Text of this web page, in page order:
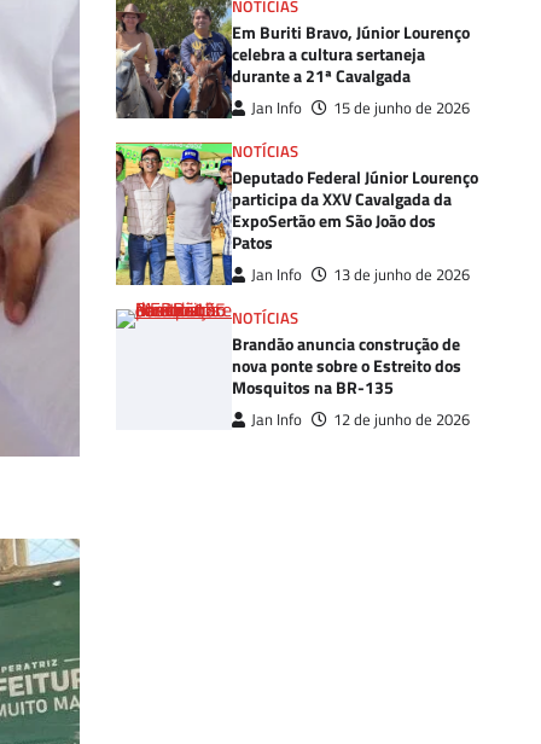
NOTÍCIAS
Em Buriti Bravo, Júnior Lourenço
celebra a cultura sertaneja
durante a 21ª Cavalgada
Jan Info
15 de junho de 2026
NOTÍCIAS
Deputado Federal Júnior Lourenço
participa da XXV Cavalgada da
ExpoSertão em São João dos
Patos
Jan Info
13 de junho de 2026
NOTÍCIAS
Brandão anuncia construção de
nova ponte sobre o Estreito dos
Mosquitos na BR-135
Jan Info 12 de junho de 2026